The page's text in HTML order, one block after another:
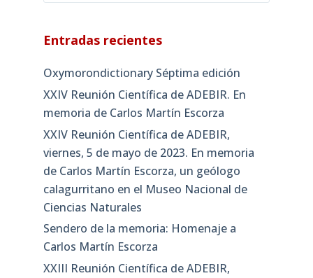
Entradas recientes
Oxymorondictionary Séptima edición
XXIV Reunión Científica de ADEBIR. En
memoria de Carlos Martín Escorza
XXIV Reunión Científica de ADEBIR,
viernes, 5 de mayo de 2023. En memoria
de Carlos Martín Escorza, un geólogo
calagurritano en el Museo Nacional de
Ciencias Naturales
Sendero de la memoria: Homenaje a
Carlos Martín Escorza
XXIII Reunión Científica de ADEBIR,